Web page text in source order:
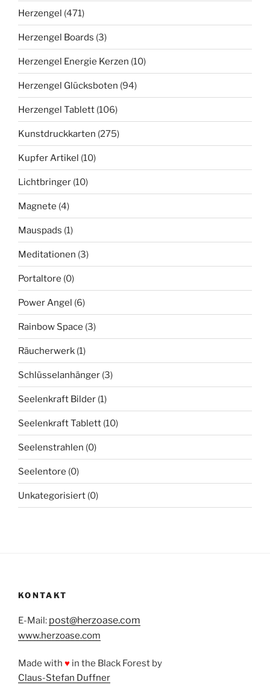
Herzengel (471)
Herzengel Boards (3)
Herzengel Energie Kerzen (10)
Herzengel Glücksboten (94)
Herzengel Tablett (106)
Kunstdruckkarten (275)
Kupfer Artikel (10)
Lichtbringer (10)
Magnete (4)
Mauspads (1)
Meditationen (3)
Portaltore (0)
Power Angel (6)
Rainbow Space (3)
Räucherwerk (1)
Schlüsselanhänger (3)
Seelenkraft Bilder (1)
Seelenkraft Tablett (10)
Seelenstrahlen (0)
Seelentore (0)
Unkategorisiert (0)
KONTAKT
E-Mail: post@herzoase.com
www.herzoase.com
Made with ♥ in the Black Forest by
Claus-Stefan Duffner